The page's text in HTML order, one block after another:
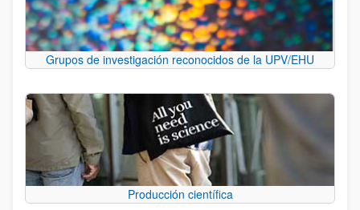
Grupos de investigación reconocidos de la UPV/EHU
Producción científica